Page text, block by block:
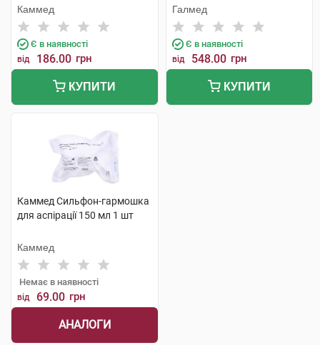
накінечника 8,0 мм/F24 1 шт
Каммед
Є в наявності
від 186.00 грн
КУПИТИ
трубками, контейнер 400 мл
1 шт
Галмед
Є в наявності
від 548.00 грн
КУПИТИ
Каммед Сильфон-гармошка
для аспірації 150 мл 1 шт
Каммед
Немає в наявності
від 69.00 грн
АНАЛОГИ